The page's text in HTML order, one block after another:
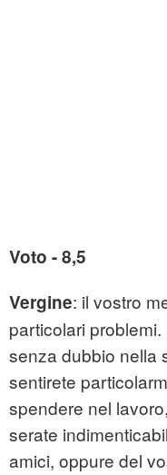
Voto - 8,5
Vergine: il vostro
particolari
senza dubbio nella
sentirete
spendere nel
serate
amici, oppure del